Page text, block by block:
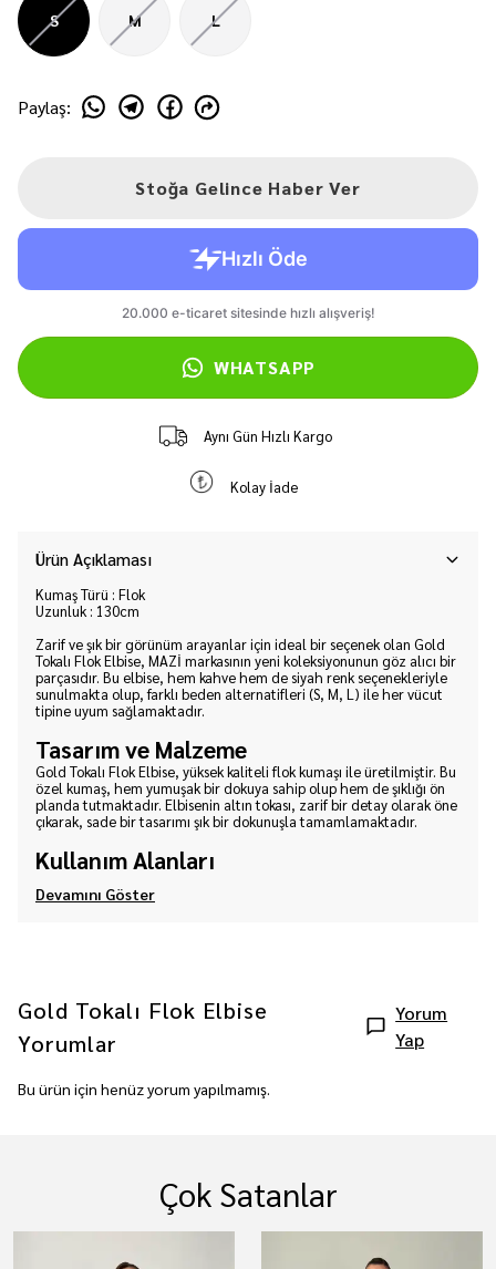
S M L
Paylaş:
Stoğa Gelince Haber Ver
WHATSAPP
Aynı Gün Hızlı Kargo
Kolay İade
Ürün Açıklaması
Kumaş Türü : Flok
Uzunluk : 130cm
Zarif ve şık bir görünüm arayanlar için ideal bir seçenek olan Gold
Tokalı Flok Elbise, MAZİ markasının yeni koleksiyonunun göz alıcı bir
parçasıdır. Bu elbise, hem kahve hem de siyah renk seçenekleriyle
sunulmakta olup, farklı beden alternatifleri (S, M, L) ile her vücut
tipine uyum sağlamaktadır.
Tasarım ve Malzeme
Gold Tokalı Flok Elbise, yüksek kaliteli flok kumaşı ile üretilmiştir. Bu
özel kumaş, hem yumuşak bir dokuya sahip olup hem de şıklığı ön
planda tutmaktadır. Elbisenin altın tokası, zarif bir detay olarak öne
çıkarak, sade bir tasarımı şık bir dokunuşla tamamlamaktadır.
Kullanım Alanları
Devamını Göster
Gold Tokalı Flok Elbise
Yorumlar
Yorum
Yap
Bu ürün için henüz yorum yapılmamış.
Çok Satanlar